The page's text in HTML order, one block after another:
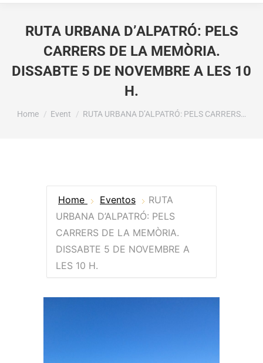
RUTA URBANA D’ALPATRÓ: PELS
CARRERS DE LA MEMÒRIA.
DISSABTE 5 DE NOVEMBRE A LES 10
H.
You are here:
Home Event RUTA URBANA D’ALPATRÓ: PELS CARRERS…
Home Eventos
RUTA
URBANA D’ALPATRÓ: PELS
CARRERS DE LA MEMÒRIA.
DISSABTE 5 DE NOVEMBRE A
LES 10 H.